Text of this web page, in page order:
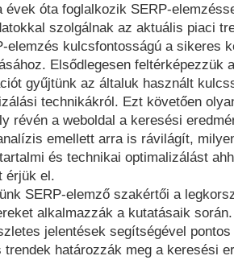
évek óta foglalkozik SERP-
szolgálnak az aktuális piaci
elemzés kulcsfontosságú a sikeres
Elsődlegesen feltérképezzük
gyűjtünk az általuk használt
technikákról. Ezt követően
révén a weboldal a keresési
emellett arra is rávilágít,
és technikai optimalizálást
érjük el.
SERP-elemző szakértői a
alkalmazzák a kutatásaik
jelentések segítségével
trendek határozzák meg a keresési